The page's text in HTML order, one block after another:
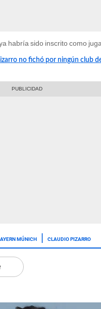
habría sido inscrito como
no fichó por ningún club
MÚNICH CLAUDIO PIZARRO